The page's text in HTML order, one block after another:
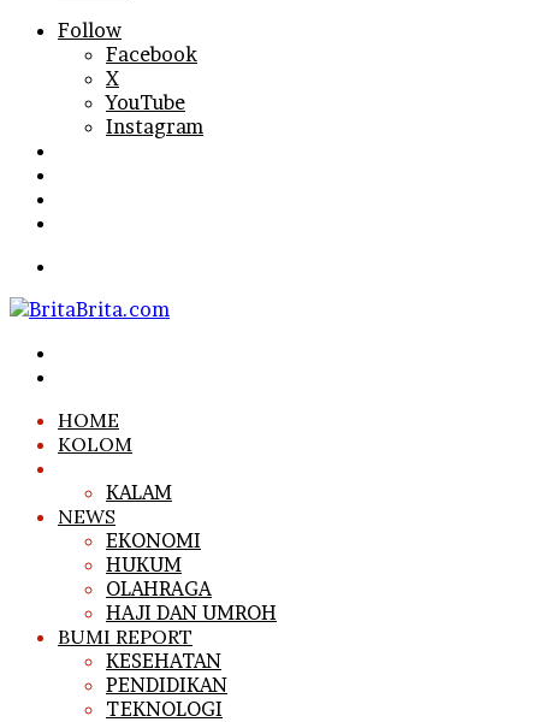
Follow
Facebook
X
YouTube
Instagram
HOME
KOLOM
KALAM
NEWS
EKONOMI
HUKUM
OLAHRAGA
HAJI DAN UMROH
BUMI REPORT
KESEHATAN
PENDIDIKAN
TEKNOLOGI